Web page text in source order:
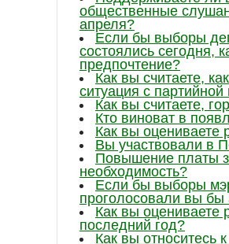
общественные
апреля?
Если бы выборы
состоялись сегодня,
предпочтение?
Как вы считаете,
ситуация с
Как вы считаете,
Кто виноват в
Как вы оцениваете
Вы участвовали в
Повышение платы
необходимость?
Если бы выборы
проголосовали вы
Как вы оцениваете
последний год?
Как вы относитесь